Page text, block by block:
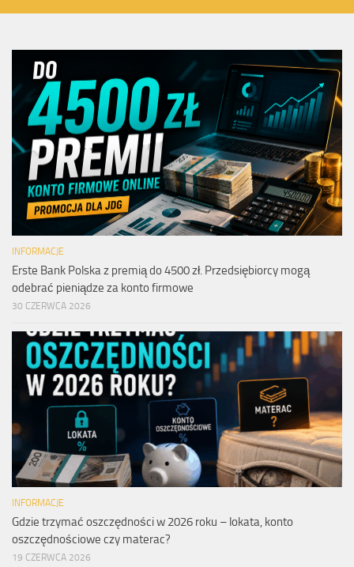
INFORMACJE
Erste Bank Polska z premią do 4500 zł. Przedsiębiorcy mogą
odebrać pieniądze za konto firmowe
30 CZERWCA 2026
INFORMACJE
Gdzie trzymać oszczędności w 2026 roku – lokata, konto
oszczędnościowe czy materac?
19 CZERWCA 2026